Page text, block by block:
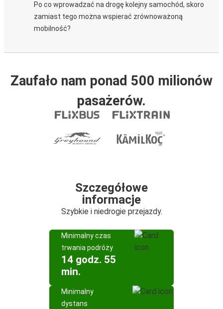
Po co wprowadzać na drogę kolejny samochód, skoro
zamiast tego można wspierać zrównoważoną
mobilność?
Zaufało nam ponad 500 milionów
pasażerów.
Szczegółowe
informacje
Szybkie i niedrogie przejazdy.
Minimalny czas
trwania podróży
14 godz. 55
min.
Minimalny
dystans